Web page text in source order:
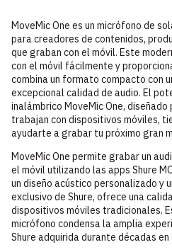
MoveMic One es un micrófono de
para creadores de contenidos,
que graban con el móvil. Este
con el móvil fácilmente y
combina un formato compacto con
excepcional calidad de audio. El
inalámbrico MoveMic One,
trabajan con dispositivos móviles,
ayudarte a grabar tu próximo gran
MoveMic One permite grabar un
el móvil utilizando las apps Shure
un diseño acústico personalizado y
exclusivo de Shure, ofrece una
dispositivos móviles tradicionales.
micrófono condensa la amplia
Shure adquirida durante décadas